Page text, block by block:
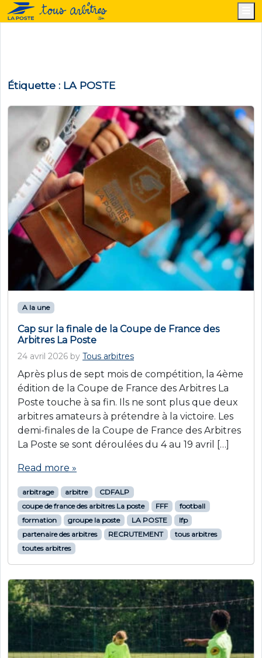
Étiquette : LA POSTE
A la une
Cap sur la finale de la Coupe de France des
Arbitres La Poste
24 avril 2026 by Tous arbitres
Après plus de sept mois de compétition, la 4ème
édition de la Coupe de France des Arbitres La
Poste touche à sa fin. Ils ne sont plus que deux
arbitres amateurs à prétendre à la victoire. Les
demi-finales de la Coupe de France des Arbitres
La Poste se sont déroulées du 4 au 19 avril […]
Read more »
arbitrage arbitre
CDFALP
coupe de france des arbitres La poste
FFF
football
formation
groupe la poste LA POSTE
lfp
partenaire des arbitres
RECRUTEMENT
tous arbitres
toutes arbitres